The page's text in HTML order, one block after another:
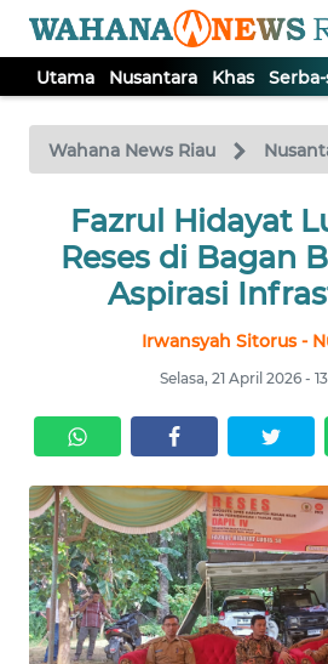
Utama Nusantara Khas
Wahana News Riau
Fazrul Hidayat
Reses di Bagan
Aspirasi
Irwansyah Sitorus -
Selasa, 21 April 2026 -
TV
Tutup
UTAMA
NUSANTARA
SERBA-
SERBI
HUKRIM
OPINI
PERISTIWA